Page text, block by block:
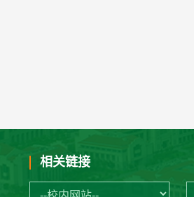
相关链接